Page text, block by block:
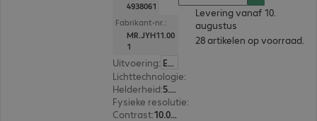
4938061
Fabrikant-nr.:
MR.JYH11.00
1
Uitvoering: Europa
Lichttechnologie:
Helderheid:
5.200 ANSI-lumen
Fysieke resolutie:
Contrast: 10.000:1
Levering vanaf 10.
augustus
28 artikelen op voorraad.